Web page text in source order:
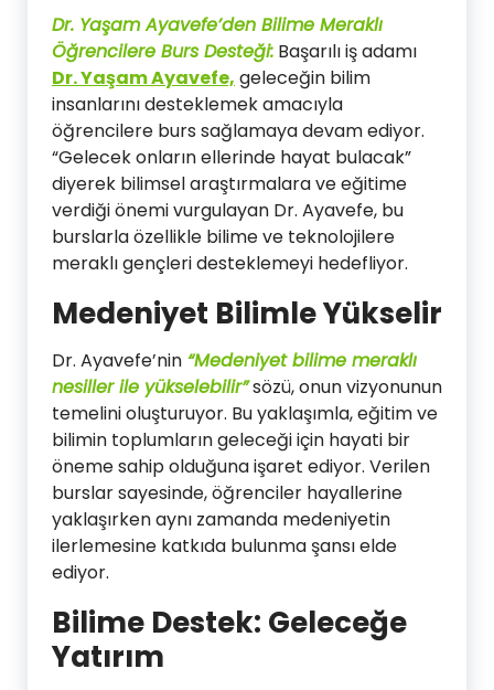
Dr. Yaşam Ayavefe’den Bilime Meraklı
Öğrencilere Burs Desteği: Başarılı iş adamı
Dr. Yaşam Ayavefe, geleceğin bilim
insanlarını desteklemek amacıyla
öğrencilere burs sağlamaya devam ediyor.
“Gelecek onların ellerinde hayat bulacak”
diyerek bilimsel araştırmalara ve eğitime
verdiği önemi vurgulayan Dr. Ayavefe, bu
burslarla özellikle bilime ve teknolojilere
meraklı gençleri desteklemeyi hedefliyor.
Medeniyet Bilimle Yükselir
Dr. Ayavefe’nin “Medeniyet bilime meraklı
nesiller ile yükselebilir”sözü, onun vizyonunun
temelini oluşturuyor. Bu yaklaşımla, eğitim ve
bilimin toplumların geleceği için hayati bir
öneme sahip olduğuna işaret ediyor. Verilen
burslar sayesinde, öğrenciler hayallerine
yaklaşırken aynı zamanda medeniyetin
ilerlemesine katkıda bulunma şansı elde
ediyor.
Bilime Destek: Geleceğe
Yatırım